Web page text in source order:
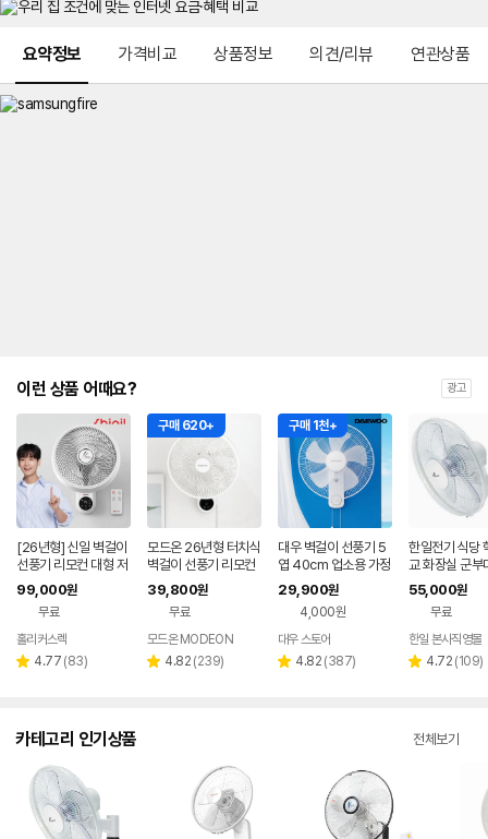
요약정보 가격비교 상품정보 의견/리뷰 연관상품
이런 상품 어때요? 광고
[26년형] 신일 벽걸이
선풍기 리모컨 대형 저
소음 벽 선풍기
99,000원
무료
홀리커스렉
별 4.77 리
(83)
구매 620+
모드온 26년형 터치식
벽걸이 선풍기 리모컨
가정용 업소용 사무실
39,800원
무료
모드온 MODEON
별 4.82 리
(239)
구매 1천+
대우 벽걸이 선풍기 5
엽 40cm 업소용 가정
용 사무실 벽 식당 저소
음 주방 거실 화장실
29,900원
4,000원
대우 스토어
별 4.82 리
(387)
한일전기 식당
교 화장실 군부
벽걸이 리모컨
FW-602
55,000원
무료
한일 본사직영몰
별 4.72 리
(109)
카테고리 인기상품 전체보기